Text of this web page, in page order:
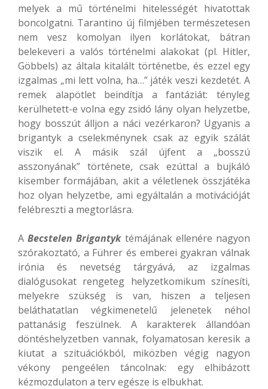
melyek a mű történelmi hitelességét hivatottak
boncolgatni. Tarantino új filmjében természetesen
nem vesz komolyan ilyen korlátokat, bátran
belekeveri a valós történelmi alakokat (pl. Hitler,
Göbbels) az általa kitalált történetbe, és ezzel egy
izgalmas „mi lett volna, ha…” játék veszi kezdetét. A
remek alapötlet beindítja a fantáziát: tényleg
kerülhetett-e volna egy zsidó lány olyan helyzetbe,
hogy bosszút álljon a náci vezérkaron? Ugyanis a
brigantyk a cselekménynek csak az egyik szálát
viszik el. A másik szál újfent a „bosszú
asszonyának” története, csak ezúttal a bujkáló
kisember formájában, akit a véletlenek összjátéka
hoz olyan helyzetbe, ami egyáltalán a motivációját
felébreszti a megtorlásra.
ABecstelen Brigantyktémájának ellenére nagyon
szórakoztató, a Führer és emberei gyakran válnak
irónia és nevetség tárgyává, az izgalmas
dialógusokat rengeteg helyzetkomikum színesíti,
melyekre szükség is van, hiszen a teljesen
beláthatatlan végkimenetelű jelenetek néhol
pattanásig feszülnek. A karakterek állandóan
döntéshelyzetben vannak, folyamatosan keresik a
kiutat a szituációkból, miközben végig nagyon
vékony pengeélen táncolnak: egy elhibázott
kézmozdulaton a terv egésze is elbukhat.